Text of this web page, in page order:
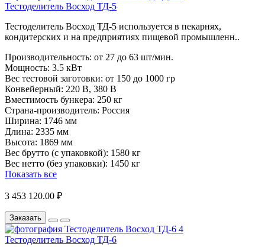
Тестоделитель Восход ТД-5
Тестоделитель Восход ТД-5 используется в пекарнях,
кондитерских и на предприятиях пищевой промышленн..
Производительность: от 27 до 63 шт/мин.
Мощность: 3.5 кВт
Вес тестовой заготовки: от 150 до 1000 гр
Конвейерный: 220 В, 380 В
Вместимость бункера: 250 кг
Страна-производитель: Россия
Ширина: 1746 мм
Длина: 2335 мм
Высота: 1869 мм
Вес брутто (с упаковкой): 1580 кг
Вес нетто (без упаковки): 1450 кг
Показать все
3 453 120.00 ₽
Заказать
Тестоделитель Восход ТД-6